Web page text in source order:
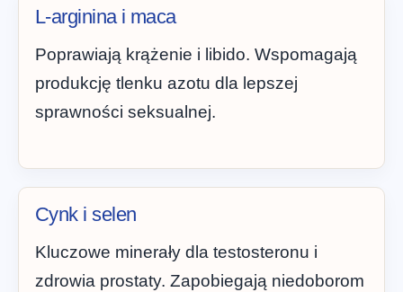
L-arginina i maca
Poprawiają krążenie i libido. Wspomagają
produkcję tlenku azotu dla lepszej
sprawności seksualnej.
Cynk i selen
Kluczowe minerały dla testosteronu i
zdrowia prostaty. Zapobiegają niedoborom